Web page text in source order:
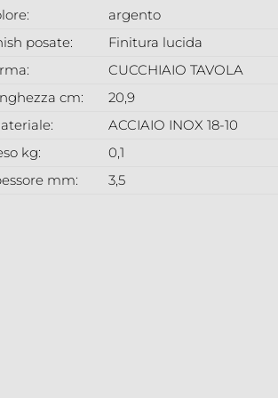
argento
posate:
Finitura lucida
CUCCHIAIO TAVOLA
cm:
20,9
ACCIAIO INOX 18-10
kg:
0,1
mm:
3,5